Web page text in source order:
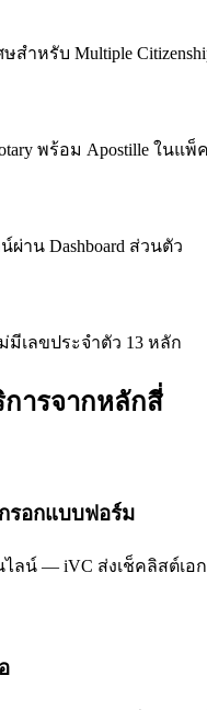
ำหรับ Multiple
พร้อม Apostille ในแพ็ค
าน Dashboard ส่วนตัว
เลขประจำตัว 13 หลัก
ารจากหลักสี่
รอกแบบฟอร์ม
ลน์ — iVC ส่งเช็คลิสต์เอ